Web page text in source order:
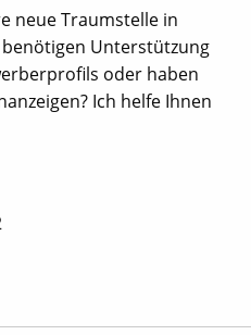
neue Traumstelle in
Unterstützung
oder haben
Ich helfe Ihnen